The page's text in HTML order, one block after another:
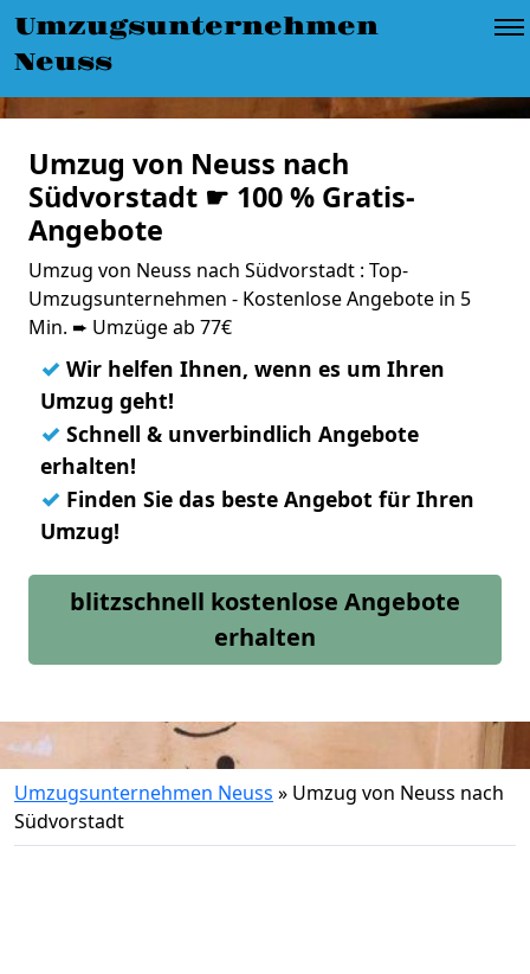
Umzugsunternehmen
Neuss
Umzug von Neuss nach
Südvorstadt ☛ 100 % Gratis-
Angebote
Umzug von Neuss nach Südvorstadt : Top-
Umzugsunternehmen - Kostenlose Angebote in 5
Min. ➨ Umzüge ab 77€
✓ Wir helfen Ihnen, wenn es um Ihren
Umzug geht!
✓ Schnell & unverbindlich Angebote
erhalten!
✓ Finden Sie das beste Angebot für Ihren
Umzug!
blitzschnell kostenlose Angebote
erhalten
Umzugsunternehmen Neuss » Umzug von Neuss nach
Südvorstadt